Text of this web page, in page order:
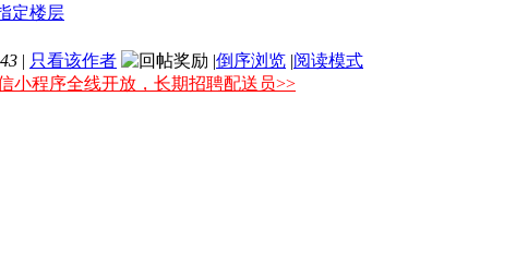
| 只看该作者 |倒序浏览 |阅读模式
小程序全线开放，长期招聘配送员>>